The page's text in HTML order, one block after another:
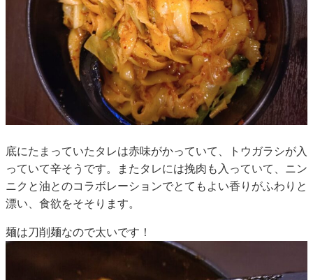
底にたまっていたタレは赤味がかっていて、トウガラシが入
っていて辛そうです。またタレには挽肉も入っていて、ニン
ニクと油とのコラボレーションでとてもよい香りがふわりと
漂い、食欲をそそります。
麺は刀削麺なので太いです！